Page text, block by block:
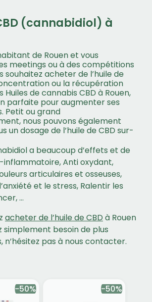
(cannabidiol) à
de Rouen et vous
meetings ou à des compétitions
souhaitez acheter de l’huile de
ou la récupération
Huiles de cannabis CBD à Rouen,
parfaite pour augmenter ses
Petit ou grand
nous pouvons également
un dosage de l’huile de CBD sur-
a beaucoup d’effets et de
inflammatoire, Anti oxydant,
articulaires et osseuses,
et le stress, Ralentir les
…
acheter de l’huile de CBD à Rouen
simplement besoin de plus
n’hésitez pas à nous contacter.
-50% -50%